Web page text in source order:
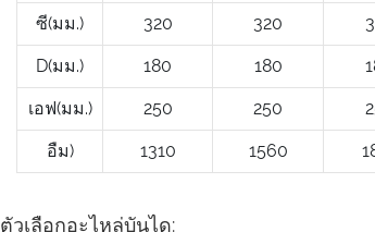
ซี(มม.) 320 320
D(มม.) 180 180
เอฟ(มม.) 250 250
อืม) 1310 1560
ตัวเลือกอะไหล่บันได: